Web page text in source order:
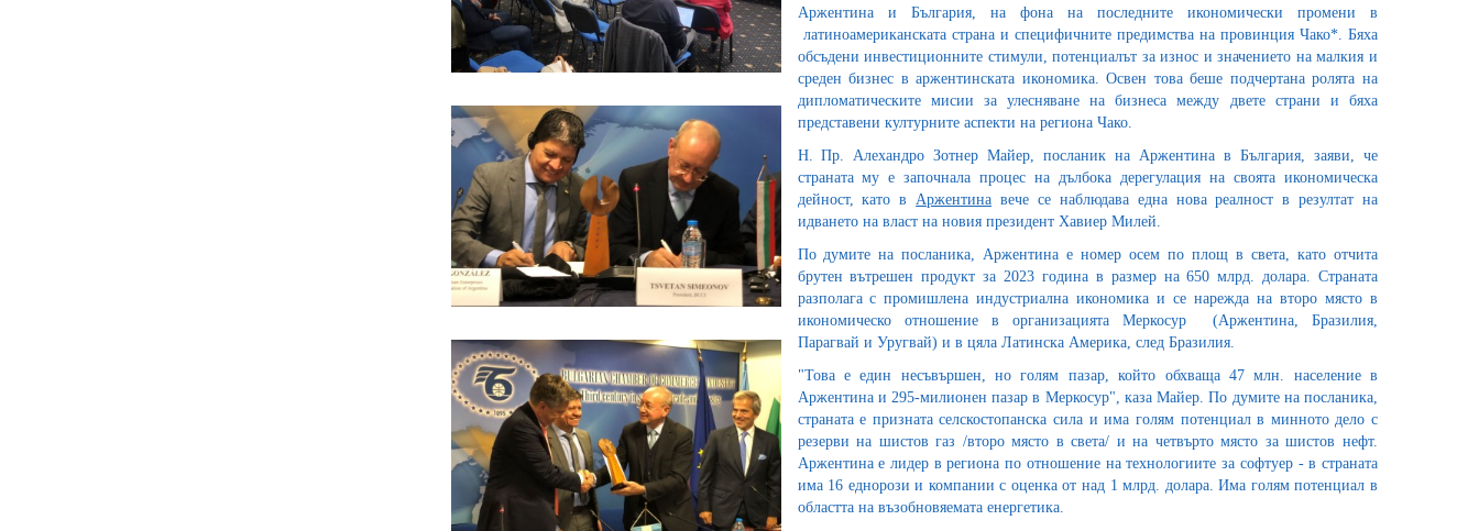
Аржентина и България, на фона на последните икономически промени в
латиноамериканската страна и специфичните предимства на провинция Чако*. Бяха
обсъдени инвестиционните стимули, потенциалът за износ и значението на малкия и
среден бизнес в аржентинската икономика. Освен това беше подчертана ролята на
дипломатическите мисии за улесняване на бизнеса между двете страни и бяха
представени културните аспекти на региона Чако.
Н. Пр. Алехандро Зотнер Майер, посланик на Аржентина в България, заяви, че
страната му е започнала процес на дълбока дерегулация на своята икономическа
дейност, като вАржентина вече се наблюдава една нова реалност в резултат на
идването на власт на новия президент Хавиер Милей.
По думите на посланика, Аржентина е номер осем по площ в света, като отчита
брутен вътрешен продукт за 2023 година в размер на 650 млрд. долара. Страната
разполага с промишлена индустриална икономика и се нарежда на второ място в
икономическо отношение в организацията Меркосур (Аржентина, Бразилия,
Парагвай и Уругвай) и в цяла Латинска Америка, след Бразилия.
"Това е един несъвършен, но голям пазар, който обхваща 47 млн. население в
Аржентина и 295-милионен пазар в Меркосур", каза Майер. По думите на посланика,
страната е призната селскостопанска сила и има голям потенциал в минното дело с
резерви на шистов газ /второ място в света/ и на четвърто място за шистов нефт.
Аржентина е лидер в региона по отношение на технологиите за софтуер - в страната
има 16 еднорози и компании с оценка от над 1 млрд. долара. Има голям потенциал в
областта на възобновяемата енергетика.